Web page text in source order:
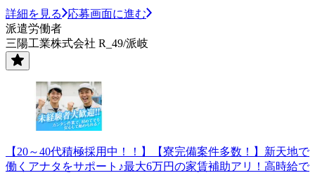
詳細を見る
応募画面に進む
派遣労働者
三陽工業株式会社 R_49/派岐
【20～40代積極採用中！！】【寮完備案件多数！】新天地で
働くアナタをサポート♪最大6万円の家賃補助アリ！高時給で